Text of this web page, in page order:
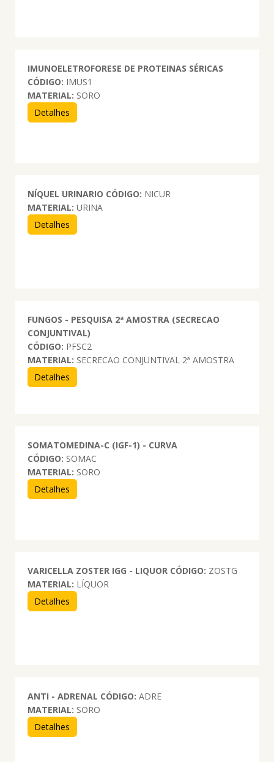
IMUNOELETROFORESE DE PROTEINAS SÉRICAS
CÓDIGO: IMUS1
MATERIAL: SORO
Detalhes
NÍQUEL URINARIO CÓDIGO: NICUR
MATERIAL: URINA
Detalhes
FUNGOS - PESQUISA 2ª AMOSTRA (SECRECAO
CONJUNTIVAL)
CÓDIGO: PFSC2
MATERIAL: SECRECAO CONJUNTIVAL 2ª AMOSTRA
Detalhes
SOMATOMEDINA-C (IGF-1) - CURVA
CÓDIGO: SOMAC
MATERIAL: SORO
Detalhes
VARICELLA ZOSTER IGG - LIQUOR CÓDIGO: ZOSTG
MATERIAL: LÍQUOR
Detalhes
ANTI - ADRENAL CÓDIGO: ADRE
MATERIAL: SORO
Detalhes